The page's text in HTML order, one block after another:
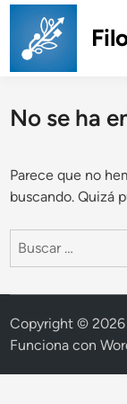
Saltar
contenido
No se ha
Parece que no
buscando. Quizá
Buscar:
Copyright © 2026
Funciona con